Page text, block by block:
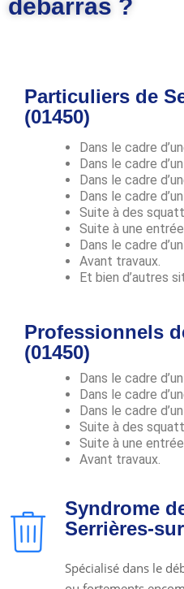
débarras ?
Particuliers de
(01450)
Dans le cadre
Dans le cadre
Dans le cadre
Dans le cadre
Suite à des
Suite à une
Dans le cadre
Avant travaux.
Et bien d’autres
Professionnels
(01450)
Dans le cadre
Dans le cadre
Dans le cadre
Suite à des
Suite à une
Avant travaux.
Syndrome
Serrières-
Spécialisé dans le